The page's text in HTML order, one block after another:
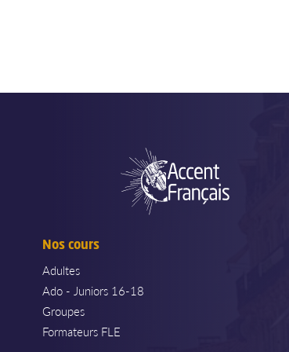
Nos cours
Adultes
Ado - Juniors 16-18
Groupes
Formateurs FLE